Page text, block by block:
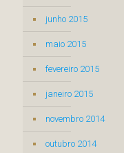
junho 2015
maio 2015
fevereiro 2015
janeiro 2015
novembro 2014
outubro 2014